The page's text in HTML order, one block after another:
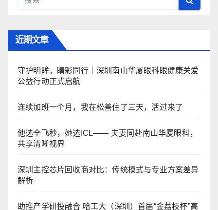
近期文章
守护明眸，睛彩同行｜深圳南山华厦眼科眼健康关爱
公益行动正式启航
连续加班一个月，我在松善住了三天，活过来了
他选全飞秒，她选ICL—— 夫妻同赴南山华厦眼科，
共享清晰视界
深圳主控芯片回收商对比：传统模式与专业方案差异
解析
助推产学研投融合 哈工大（深圳）首届“金荔枝杯”高